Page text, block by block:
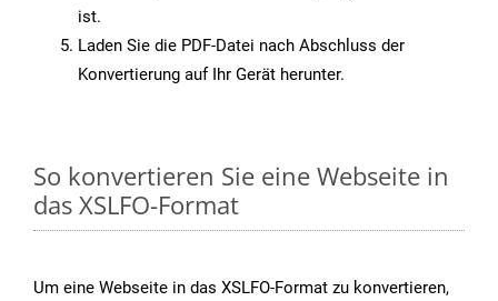
ist.
Laden Sie die PDF-Datei nach Abschluss der
Konvertierung auf Ihr Gerät herunter.
So konvertieren Sie eine Webseite in
das XSLFO-Format
Um eine Webseite in das XSLFO-Format zu konvertieren,